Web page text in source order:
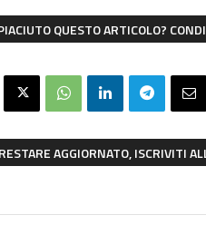
QUESTO ARTICOLO?
AGGIORNATO, ISCRIVITI